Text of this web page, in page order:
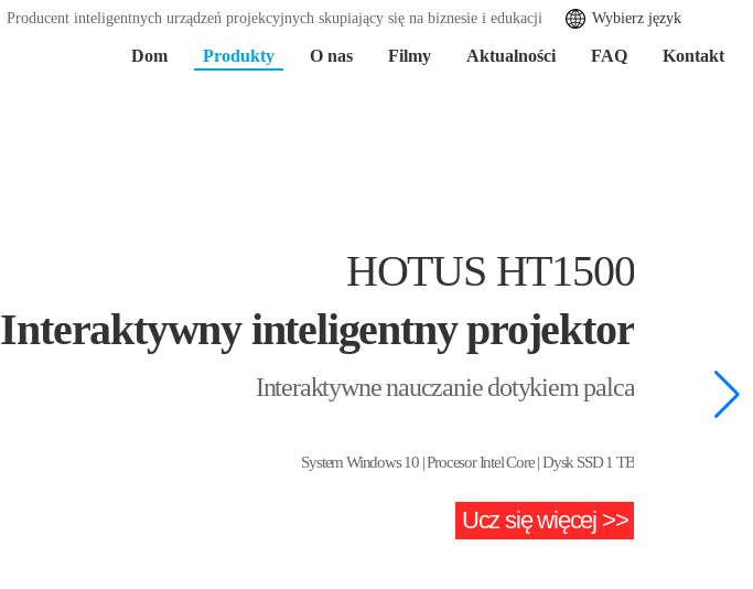
Wybierz język
Producent inteligentnych urządzeń projekcyjnych skupiający się na biznesie i edukacji
Dom Produkty O nas Filmy Aktualności FAQ Kontakt
HOTUS HT1500
Interaktywny inteligentny projektor
Interaktywne nauczanie dotykiem palca
System Windows 10 | Procesor Intel Core | Dysk SSD 1 TB
Ucz się więcej >>